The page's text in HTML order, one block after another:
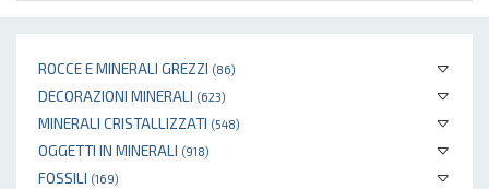
ROCCE E MINERALI GREZZI (86)
DECORAZIONI MINERALI (623)
MINERALI CRISTALLIZZATI (548)
OGGETTI IN MINERALI (918)
FOSSILI (169)